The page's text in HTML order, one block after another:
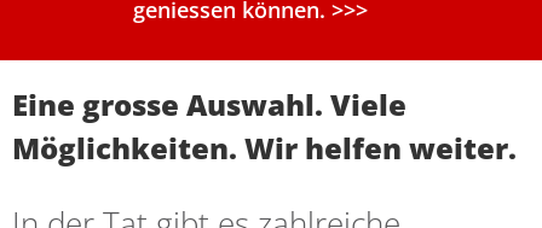
geniessen können. >>>
Eine grosse Auswahl. Viele
Möglichkeiten. Wir helfen weiter.